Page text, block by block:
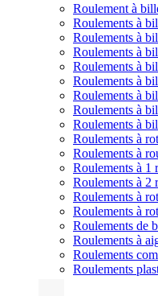
Roulement à
Roulements à
Roulements à
Roulements à
Roulements à
Roulements à
Roulements à
Roulements à
Roulements à
Roulements à
Roulements à
Roulements à 1
Roulements à 2
Roulements à
Roulements à
Roulements de
Roulements à
Roulements
Roulements